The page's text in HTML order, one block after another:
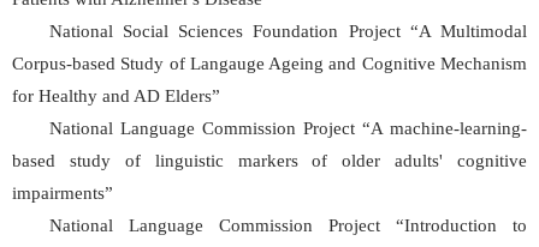
National Social Sciences Foundation Project “A Multimodal
Corpus-based Study of Langauge Ageing and Cognitive Mechanism
for Healthy and AD Elders”
National Language Commission Project “A machine-learning-
based study of linguistic markers of older adults' cognitive
impairments”
National Language Commission Project “Introduction to